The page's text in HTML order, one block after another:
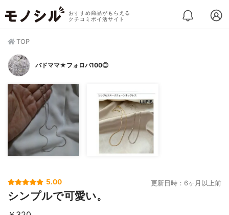
おすすめ商品がもらえる
クチコミポイ活サイト
TOP
バドママ★フォロバ100◎
5.00 更新日時：6ヶ月以上前
シンプルで可愛い。